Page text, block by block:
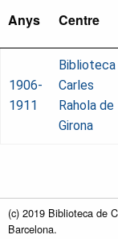
Anys Centre
1906-
1911
Biblioteca
Carles
Rahola de
Girona
(c) 2019 Biblioteca de
Barcelona.